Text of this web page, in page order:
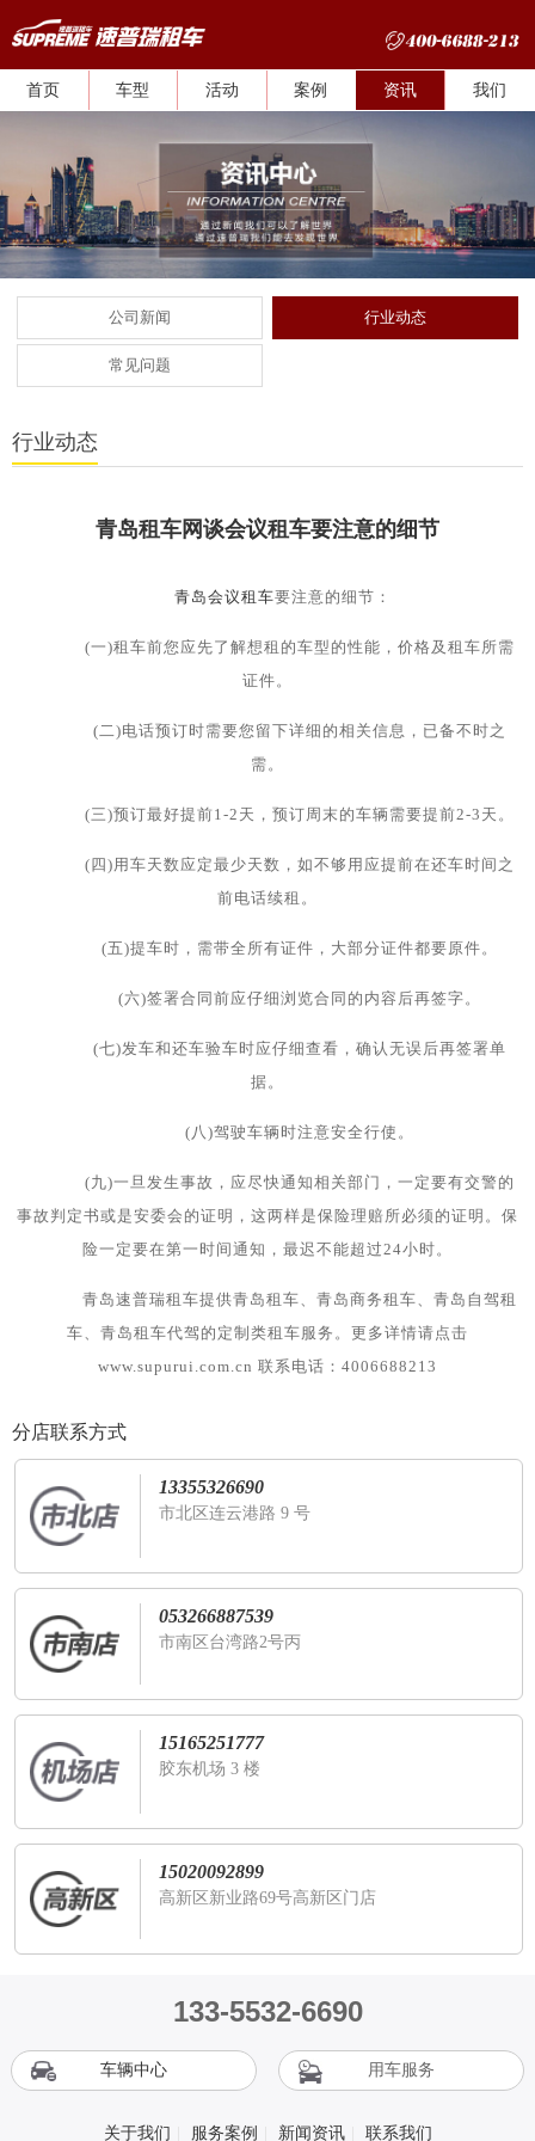
首页 车型 活动 案例 资讯 我们
公司新闻 行业动态
常见问题
行业动态
青岛租车网谈会议租车要注意的细节
青岛会议租车要注意的细节：
(一)租车前您应先了解想租的车型的性能，价格及租车所需
证件。
(二)电话预订时需要您留下详细的相关信息，已备不时之
需。
(三)预订最好提前1-2天，预订周末的车辆需要提前2-3天。
(四)用车天数应定最少天数，如不够用应提前在还车时间之
前电话续租。
(五)提车时，需带全所有证件，大部分证件都要原件。
(六)签署合同前应仔细浏览合同的内容后再签字。
(七)发车和还车验车时应仔细查看，确认无误后再签署单
据。
(八)驾驶车辆时注意安全行使。
(九)一旦发生事故，应尽快通知相关部门，一定要有交警的
事故判定书或是安委会的证明，这两样是保险理赔所必须的证明。保
险一定要在第一时间通知，最迟不能超过24小时。
青岛速普瑞租车提供青岛租车、青岛商务租车、青岛自驾租
车、青岛租车代驾的定制类租车服务。更多详情请点击
www.supurui.com.cn 联系电话：4006688213
分店联系方式
13355326690
市北区连云港路 9 号
053266887539
市南区台湾路2号丙
15165251777
胶东机场 3 楼
15020092899
高新区新业路69号高新区门店
133-5532-6690
车辆中心 用车服务
关于我们 服务案例 新闻资讯 联系我们